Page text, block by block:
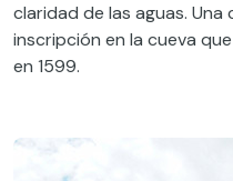
claridad de las aguas. Una
inscripción en la cueva
en 1599.